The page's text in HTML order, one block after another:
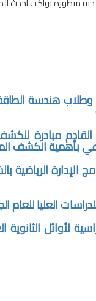
وطلاب هندسة
مبادرة
العليا للعام الجامعي
لأوائل